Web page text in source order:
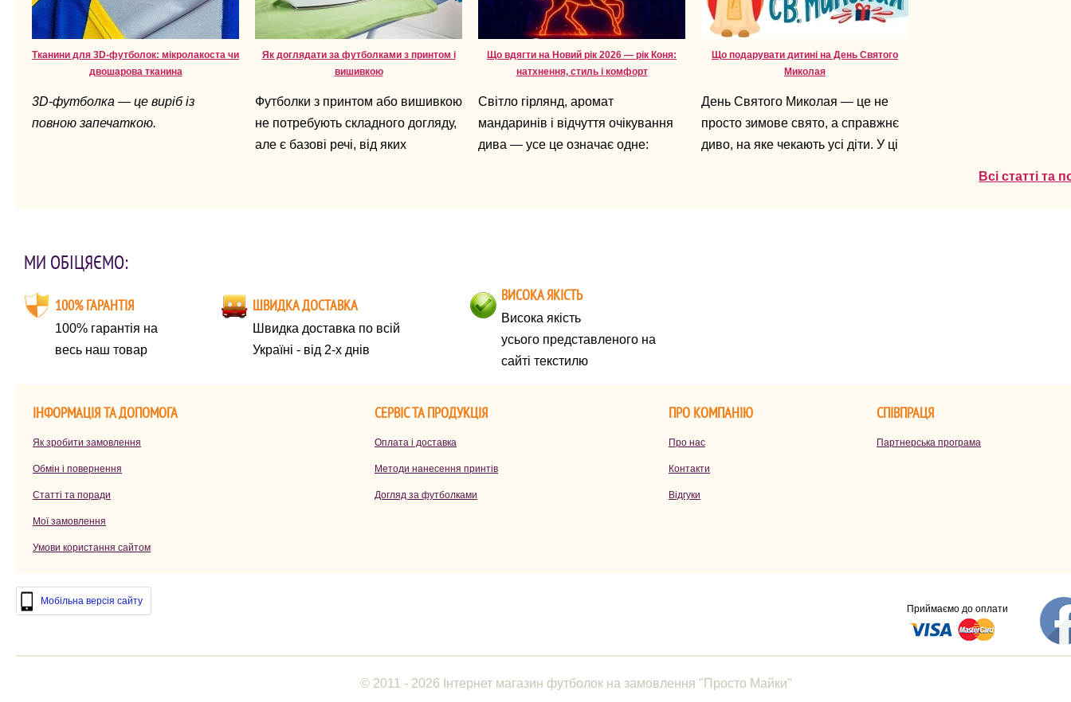
Тканини для 3D-футболок: мікролакоста чи
двошарова тканина
3D-футболка — це виріб із
повною запечаткою.
Як доглядати за футболками з принтом і
вишивкою
Футболки з принтом або вишивкою
не потребують складного догляду,
але є базові речі, від яких
Що вдягти на Новий рік 2026 — рік Коня:
натхнення, стиль і комфорт
Світло гірлянд, аромат
мандаринів і відчуття очікування
дива — усе це означає одне:
Що подарувати дитині на День Святого
Миколая
День Святого Миколая — це не
просто зимове свято, а справжнє
диво, на яке чекають усі діти. У ці
Всі статті та
МИ ОБІЦЯЄМО:
100% ГАРАНТІЯ
100% гарантія на
весь наш товар
ШВИДКА ДОСТАВКА
Швидка доставка по всій
Україні - від 2-х днів
ВИСОКА ЯКІСТЬ
Висока якість
усього представленого на
сайті текстилю
ІНФОРМАЦІЯ ТА ДОПОМОГА СЕРВІС ТА ПРОДУКЦІЯ ПРО КОМПАНІЮ СПІВПРАЦЯ
Як зробити замовлення Оплата і доставка Про нас Партнерська програма
Обмін і повернення Методи нанесення принтів Контакти
Статті та поради Догляд за футболками Відгуки
Мої замовлення
Умови користання сайтом
Мобільна версія сайту
Приймаємо до оплати
© 2011 - 2026 Інтернет магазин футболок на замовлення "Просто Майки"